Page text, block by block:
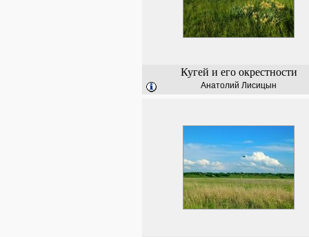
Кугей и его окрестности
Анатолий Лисицын